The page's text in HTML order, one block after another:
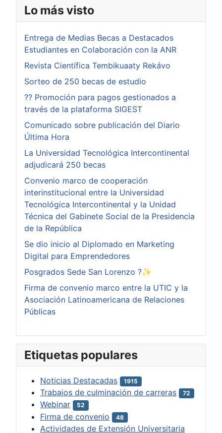
Lo más visto
Entrega de Medias Becas a Destacados
Estudiantes en Colaboración con la ANR
Revista Científica Tembikuaaty Rekávo
Sorteo de 250 becas de estudio
?? Promoción para pagos gestionados a
través de la plataforma SIGEST
Comunicado sobre publicación del Diario
Última Hora
La Universidad Tecnológica Intercontinental
adjudicará 250 becas
Convenio marco de cooperación
interinstitucional entre la Universidad
Tecnológica Intercontinental y la Unidad
Técnica del Gabinete Social de la Presidencia
de la República
Se dio inicio al Diplomado en Marketing
Digital para Emprendedores
Posgrados Sede San Lorenzo ?✨
Firma de convenio marco entre la UTIC y la
Asociación Latinoamericana de Relaciones
Públicas
Etiquetas populares
Noticias Destacadas 1915
Trabajos de culminación de carreras 72
Webinar 52
Firma de convenio 48
Actividades de Extensión Universitaria